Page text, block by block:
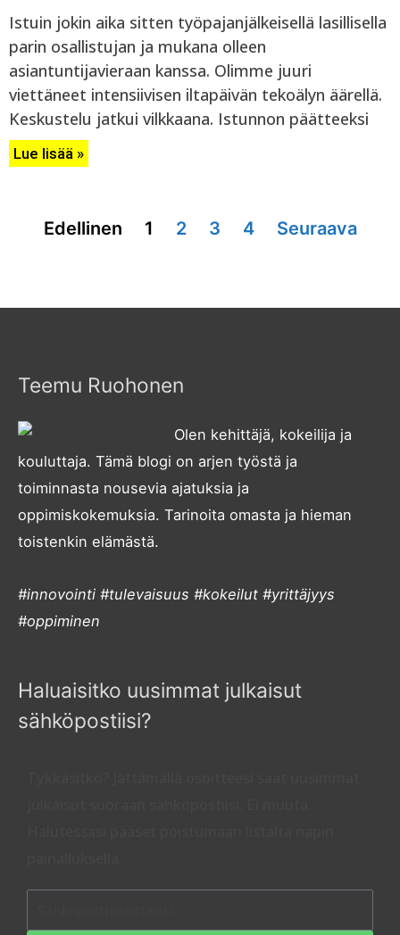
Istuin jokin aika sitten työpajanjälkeisellä lasillisella
parin osallistujan ja mukana olleen
asiantuntijavieraan kanssa. Olimme juuri
viettäneet intensiivisen iltapäivän tekoälyn äärellä.
Keskustelu jatkui vilkkaana. Istunnon päätteeksi
Lue lisää »
Edellinen 1 2 3 4 Seuraava
Teemu Ruohonen
Olen kehittäjä, kokeilija ja
kouluttaja. Tämä blogi on arjen työstä ja
toiminnasta nousevia ajatuksia ja
oppimiskokemuksia. Tarinoita omasta ja hieman
toistenkin elämästä.
#innovointi #tulevaisuus #kokeilut #yrittäjyys
#oppiminen
Haluaisitko uusimmat julkaisut
sähköpostiisi?